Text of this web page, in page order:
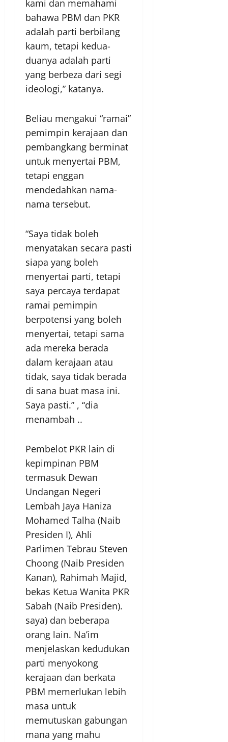
kami dan memahami
bahawa PBM dan PKR
adalah parti berbilang
kaum, tetapi kedua-
duanya adalah parti
yang berbeza dari segi
ideologi,” katanya.
Beliau mengakui “ramai”
pemimpin kerajaan dan
pembangkang berminat
untuk menyertai PBM,
tetapi enggan
mendedahkan nama-
nama tersebut.
“Saya tidak boleh
menyatakan secara pasti
siapa yang boleh
menyertai parti, tetapi
saya percaya terdapat
ramai pemimpin
berpotensi yang boleh
menyertai, tetapi sama
ada mereka berada
dalam kerajaan atau
tidak, saya tidak berada
di sana buat masa ini.
Saya pasti.” , “dia
menambah ..
Pembelot PKR lain di
kepimpinan PBM
termasuk Dewan
Undangan Negeri
Lembah Jaya Haniza
Mohamed Talha (Naib
Presiden I), Ahli
Parlimen Tebrau Steven
Choong (Naib Presiden
Kanan), Rahimah Majid,
bekas Ketua Wanita PKR
Sabah (Naib Presiden).
saya) dan beberapa
orang lain. Na’im
menjelaskan kedudukan
parti menyokong
kerajaan dan berkata
PBM memerlukan lebih
masa untuk
memutuskan gabungan
mana yang mahu